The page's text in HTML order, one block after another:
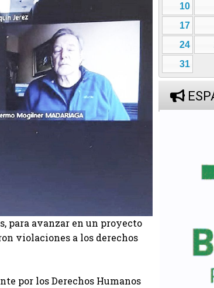
para avanzar en un proyecto
violaciones a los derechos
por los Derechos Humanos
10
17
24
31